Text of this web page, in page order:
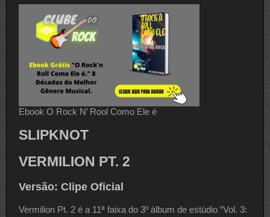
Ebook O Rock N’ Rool Como Ele é
SLIPKNOT
VERMILION PT. 2
Versão: Clipe Oficial
Vermilion Pt. 2 é a 11ª faixa do 3º álbum de estúdio “Vol. 3: